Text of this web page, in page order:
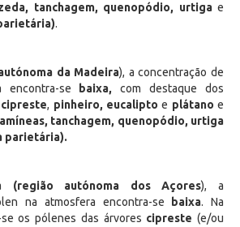
tanchagem, quenopódio, urtigae
.
da Madeira), a concentração de
encontra-se
baixa,com destaque dos
cipreste, pinheiro, eucaliptoe plátano e
tanchagem, quenopódio, urtiga
parietária).
(região autónoma dos Açores), a
na atmosfera encontra-se
baixa. Na
os pólenes das árvores cipreste(e/ou